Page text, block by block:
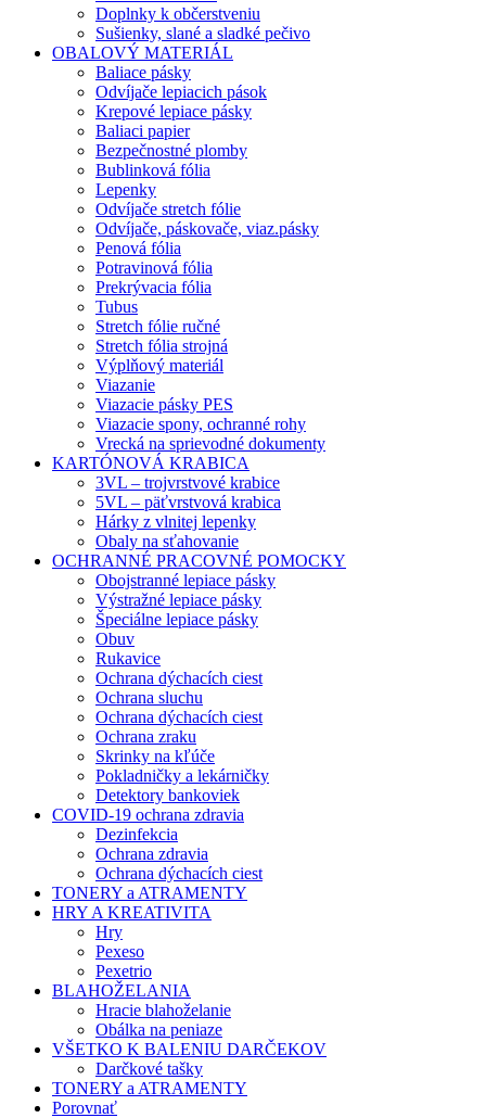
Doplnky k občerstveniu
Sušienky, slané a sladké pečivo
OBALOVÝ MATERIÁL
Baliace pásky
Odvíjače lepiacich pások
Krepové lepiace pásky
Baliaci papier
Bezpečnostné plomby
Bublinková fólia
Lepenky
Odvíjače stretch fólie
Odvíjače, páskovače, viaz.pásky
Penová fólia
Potravinová fólia
Prekrývacia fólia
Tubus
Stretch fólie ručné
Stretch fólia strojná
Výplňový materiál
Viazanie
Viazacie pásky PES
Viazacie spony, ochranné rohy
Vrecká na sprievodné dokumenty
KARTÓNOVÁ KRABICA
3VL – trojvrstvové krabice
5VL – päťvrstvová krabica
Hárky z vlnitej lepenky
Obaly na sťahovanie
OCHRANNÉ PRACOVNÉ POMOCKY
Obojstranné lepiace pásky
Výstražné lepiace pásky
Špeciálne lepiace pásky
Obuv
Rukavice
Ochrana dýchacích ciest
Ochrana sluchu
Ochrana dýchacích ciest
Ochrana zraku
Skrinky na kľúče
Pokladničky a lekárničky
Detektory bankoviek
COVID-19 ochrana zdravia
Dezinfekcia
Ochrana zdravia
Ochrana dýchacích ciest
TONERY a ATRAMENTY
HRY A KREATIVITA
Hry
Pexeso
Pexetrio
BLAHOŽELANIA
Hracie blahoželanie
Obálka na peniaze
VŠETKO K BALENIU DARČEKOV
Darčkové tašky
TONERY a ATRAMENTY
Porovnať